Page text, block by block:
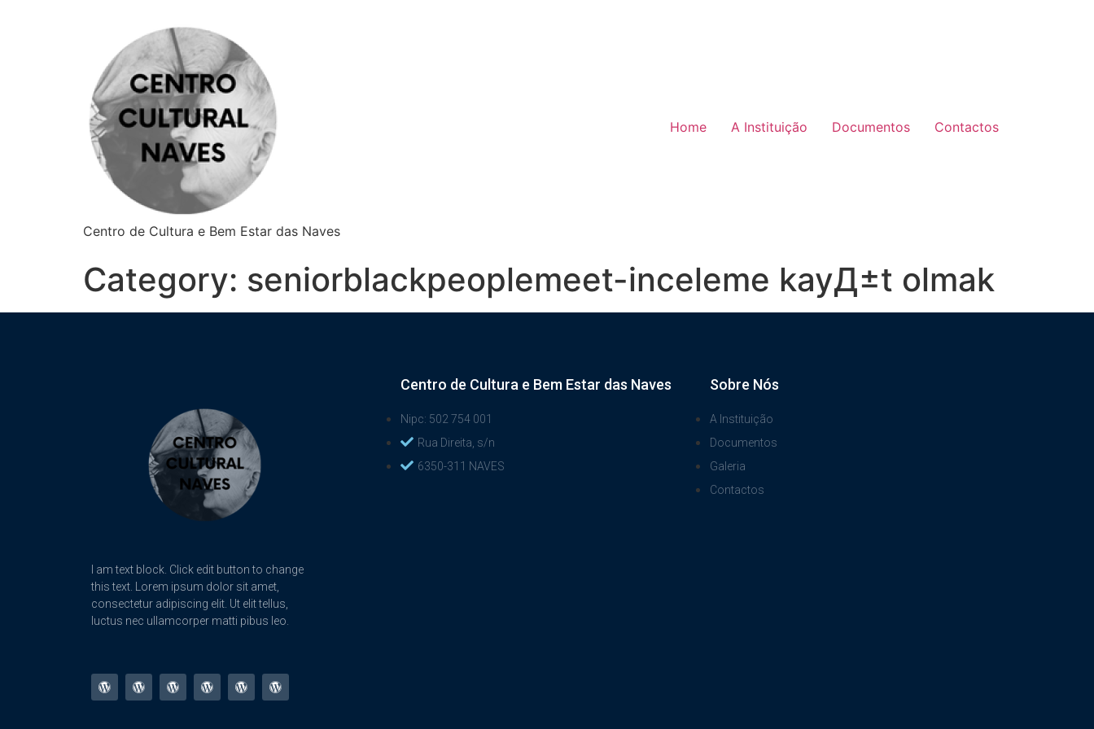
Centro de Cultura e Bem Estar das Naves
Home A Instituição Documentos Contactos
Category: seniorblackpeoplemeet-inceleme kayД±t olmak
I am text block. Click edit button to change
this text. Lorem ipsum dolor sit amet,
consectetur adipiscing elit. Ut elit tellus,
luctus nec ullamcorper matti pibus leo.
Centro de Cultura e Bem Estar das Naves
Nipc: 502 754 001
Rua Direita, s/n
6350-311 NAVES
Sobre Nós
A Instituição
Documentos
Galeria
Contactos